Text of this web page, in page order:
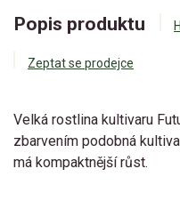
Popis produktu
Zeptat se prodejce
Velká rostlina kultivaru
zbarvením podobná
má kompaktnější růst.